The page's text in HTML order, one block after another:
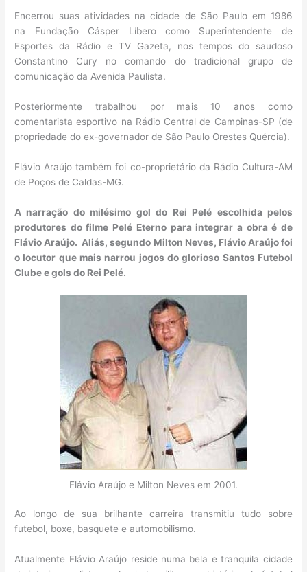
Encerrou suas atividades na cidade de São Paulo em 1986
na Fundação Cásper Líbero como Superintendente de
Esportes da Rádio e TV Gazeta, nos tempos do saudoso
Constantino Cury no comando do tradicional grupo de
comunicação da Avenida Paulista.
Posteriormente trabalhou por mais 10 anos como
comentarista esportivo na Rádio Central de Campinas-SP (de
propriedade do ex-governador de São Paulo Orestes Quércia).
Flávio Araújo também foi co-proprietário da Rádio Cultura-AM
de Poços de Caldas-MG.
A narração do milésimo gol do Rei Pelé escolhida pelos
produtores do filme Pelé Eterno para integrar a obra é de
Flávio Araújo. Aliás, segundo Milton Neves, Flávio Araújo foi
o locutor que mais narrou jogos do glorioso Santos Futebol
Clube e gols do Rei Pelé.
Flávio Araújo e Milton Neves em 2001.
Ao longo de sua brilhante carreira transmitiu tudo sobre
futebol, boxe, basquete e automobilismo.
Atualmente Flávio Araújo reside numa bela e tranquila cidade